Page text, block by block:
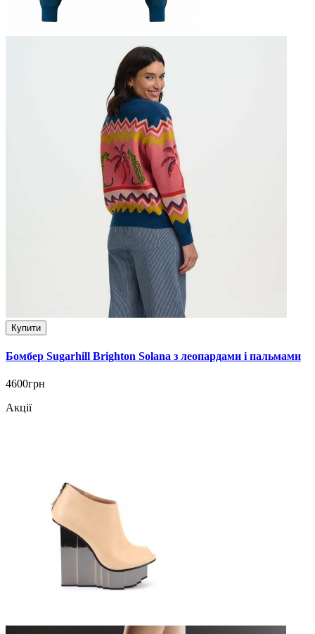
Купити
Бомбер Sugarhill Brighton Solana з леопардами і пальмами
4600грн
Акції